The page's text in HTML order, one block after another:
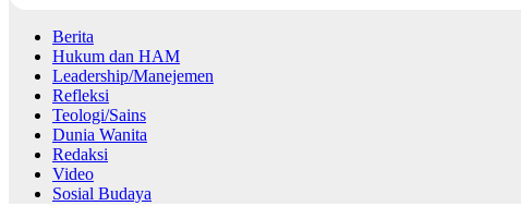
Berita
Hukum dan HAM
Leadership/Manejemen
Refleksi
Teologi/Sains
Dunia Wanita
Redaksi
Video
Sosial Budaya